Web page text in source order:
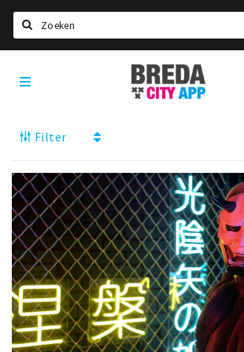
Home
Deals
Nieuws, interviews & blogs
Eten
Drinken
Slapen
Recreatief
Winkels
Breda
City
App
Filter